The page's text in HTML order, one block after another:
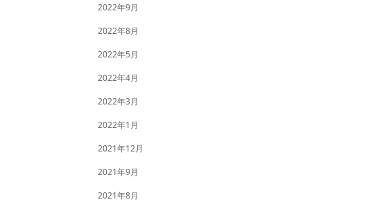
2022年9月
2022年8月
2022年5月
2022年4月
2022年3月
2022年1月
2021年12月
2021年9月
2021年8月